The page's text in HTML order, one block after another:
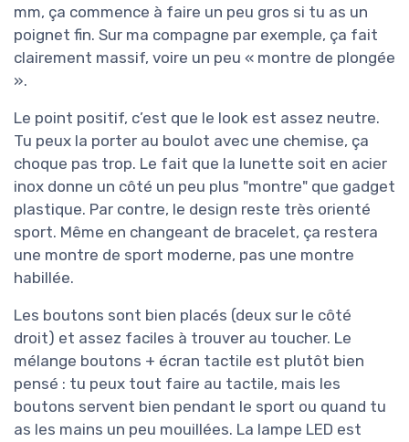
mm, ça commence à faire un peu gros si tu as un
poignet fin. Sur ma compagne par exemple, ça fait
clairement massif, voire un peu « montre de plongée
».
Le point positif, c’est que le look est assez neutre.
Tu peux la porter au boulot avec une chemise, ça
choque pas trop. Le fait que la lunette soit en acier
inox donne un côté un peu plus "montre" que gadget
plastique. Par contre, le design reste très orienté
sport. Même en changeant de bracelet, ça restera
une montre de sport moderne, pas une montre
habillée.
Les boutons sont bien placés (deux sur le côté
droit) et assez faciles à trouver au toucher. Le
mélange boutons + écran tactile est plutôt bien
pensé : tu peux tout faire au tactile, mais les
boutons servent bien pendant le sport ou quand tu
as les mains un peu mouillées. La lampe LED est